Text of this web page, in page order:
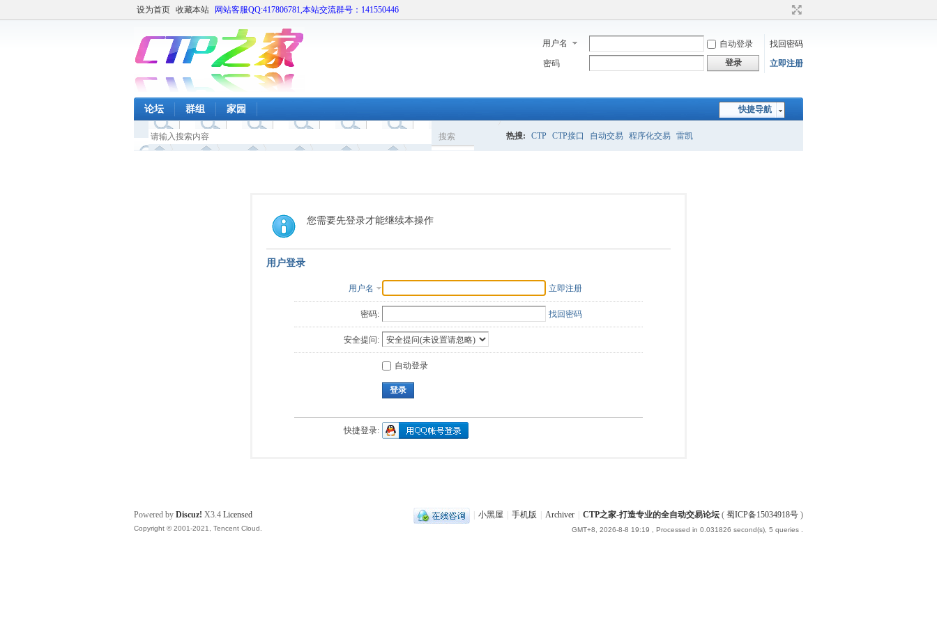
设为首页 收藏本站 网站客服QQ:417806781,本站交流群号：141550446
用户名 自动登录
找回密码
密码
登录 立即注册
快捷导航
论坛 群组 家园
搜索 热搜: CTP CTP接口 自动交易 程序化交易 雷凯
您需要先登录才能继续本操作
用户登录
用户名 立即注册
密码: 找回密码
安全提问:
自动登录
登录
快捷登录:
小黑屋 手机版 Archiver CTP之家-打造专业的全自动交易论坛 ( 蜀ICP备15034918号 )
GMT+8, 2026-8-8 19:19 , Processed in 0.031826 second(s), 5 queries .
Powered by Discuz! X3.4 Licensed
Copyright © 2001-2021, Tencent Cloud.